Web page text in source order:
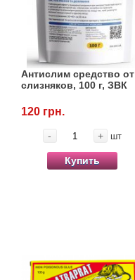
Антислим средство от
слизняков, 100 г, ЗВК
120 грн.
- + шт
Купить